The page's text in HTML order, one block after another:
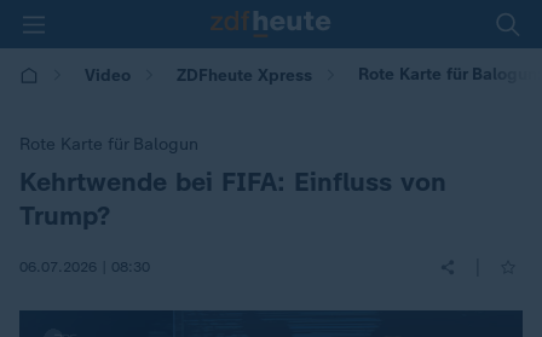
Video ZDFheute Xpress Rote Karte für
Rote Karte für Balogun
:Kehrtwende bei FIFA: Einfluss von
Trump?
06.07.2026 | 08:30